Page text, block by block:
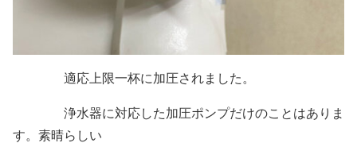
適応上限一杯に加圧されました。
浄水器に対応した加圧ポンプだけのことはありま
す。素晴らしい